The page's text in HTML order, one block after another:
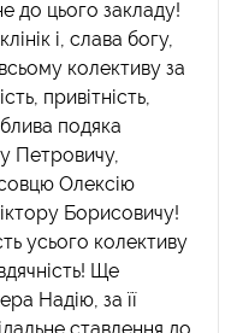
до цього закладу!
і, слава богу,
колективу за
привітність,
подяка
Петровичу,
Олексію
Борисовичу!
усього колективу
Ще
Надію, за її